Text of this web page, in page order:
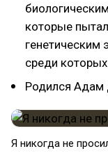
которые
генетическим
среди
Родился
Я никогда не